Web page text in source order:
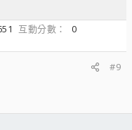
互動分數
0
#9